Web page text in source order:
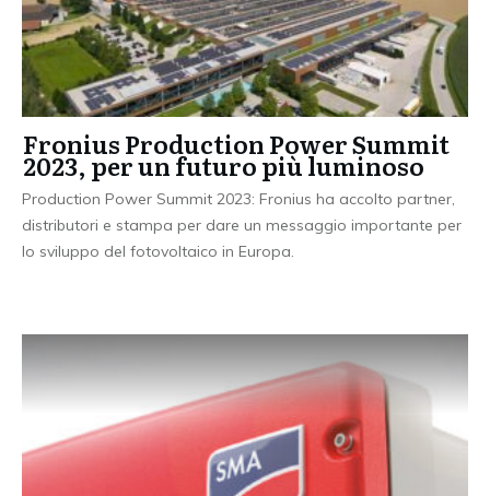
Fronius Production Power Summit
2023, per un futuro più luminoso
Production Power Summit 2023: Fronius ha accolto partner,
distributori e stampa per dare un messaggio importante per
lo sviluppo del fotovoltaico in Europa.